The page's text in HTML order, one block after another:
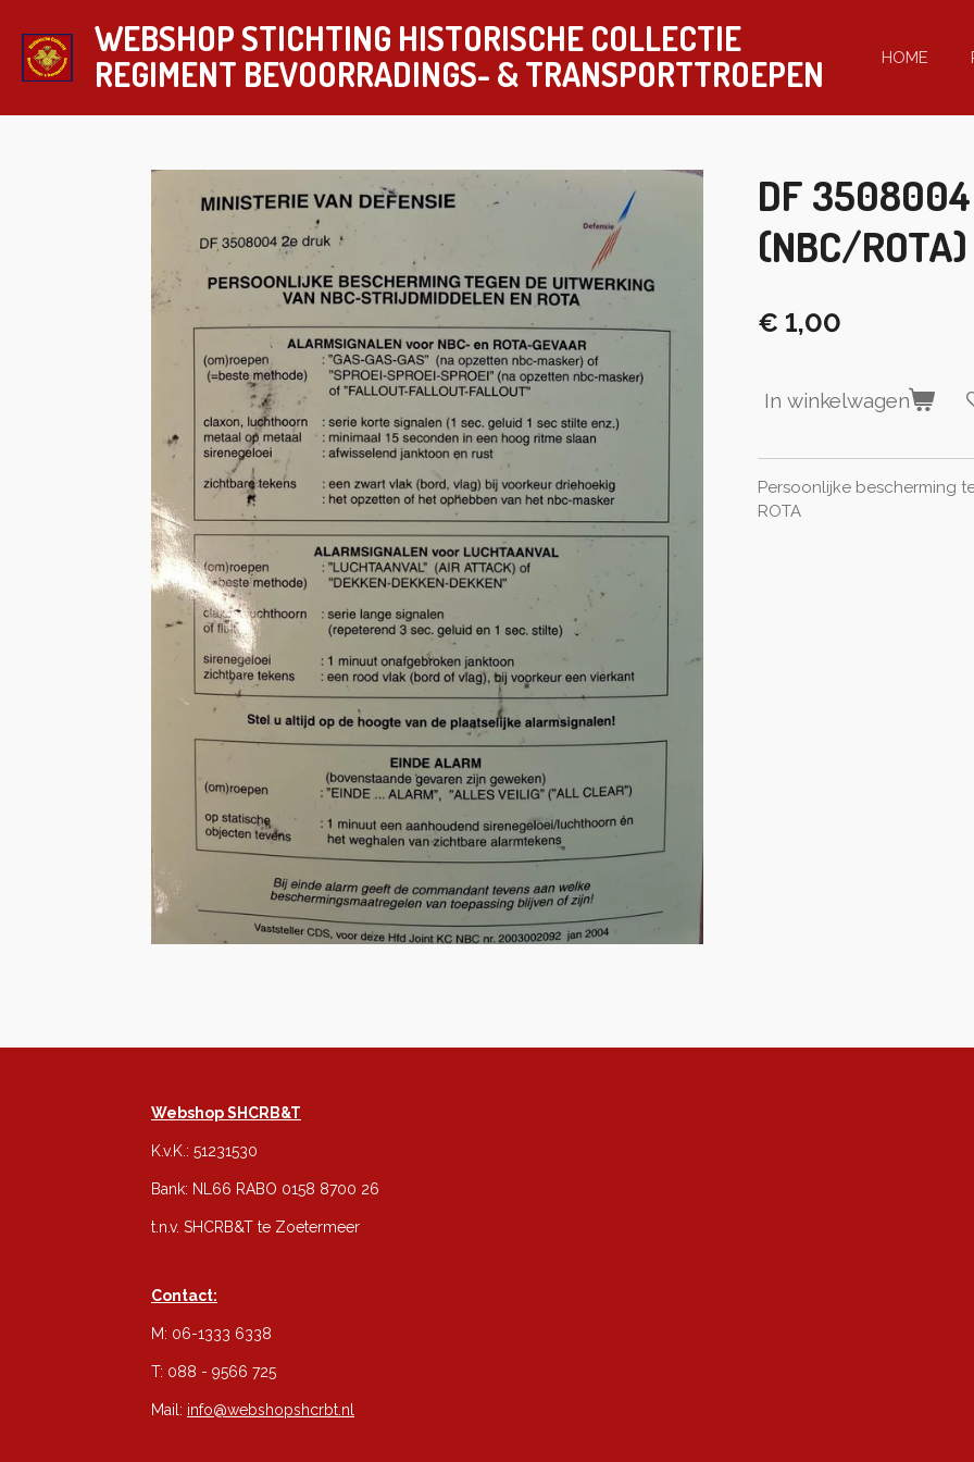
direct
naar
hoofdinhoud
WEBSHOP STICHTING HISTORISCHE COLLECTIE
REGIMENT BEVOORRADINGS- & TRANSPORTTROEPEN HOME
DF
(NBC/ROTA)
€ 1,00
In winkelwagen
Persoonlijke bescherming
ROTA
Webshop SHCRB&T
K.v.K.: 51231530
Bank: NL66 RABO 0158 8700 26
t.n.v. SHCRB&T te Zoetermeer
Contact:
M: 06-1333 6338
T: 088 - 9566 725
Mail: info@webshopshcrbt.nl